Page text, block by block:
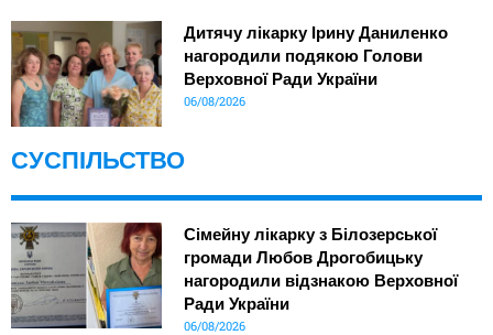
Дитячу лікарку Ірину Даниленко
нагородили подякою Голови
Верховної Ради України
06/08/2026
СУСПІЛЬСТВО
Сімейну лікарку з Білозерської
громади Любов Дрогобицьку
нагородили відзнакою Верховної
Ради України
06/08/2026